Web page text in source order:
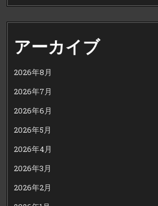
アーカイブ
2026年8月
2026年7月
2026年6月
2026年5月
2026年4月
2026年3月
2026年2月